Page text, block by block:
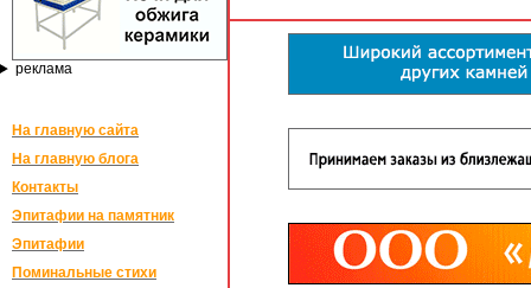
реклама
На главную сайта
На главную блога
Контакты
Эпитафии на памятник
Эпитафии
Поминальные стихи